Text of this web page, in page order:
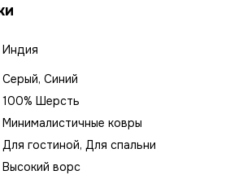
Индия
Серый, Синий
100% Шерсть
Минималистичные ковры
Для гостиной, Для спальни
Высокий ворс